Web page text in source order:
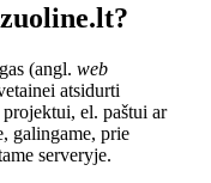
(angl. web
atsidurti
el. paštui ar
galingame, prie
serveryje.